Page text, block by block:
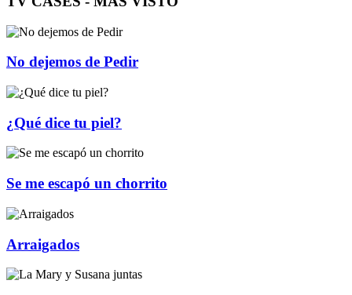
No dejemos de Pedir
¿Qué dice tu piel?
Se me escapó un chorrito
Arraigados